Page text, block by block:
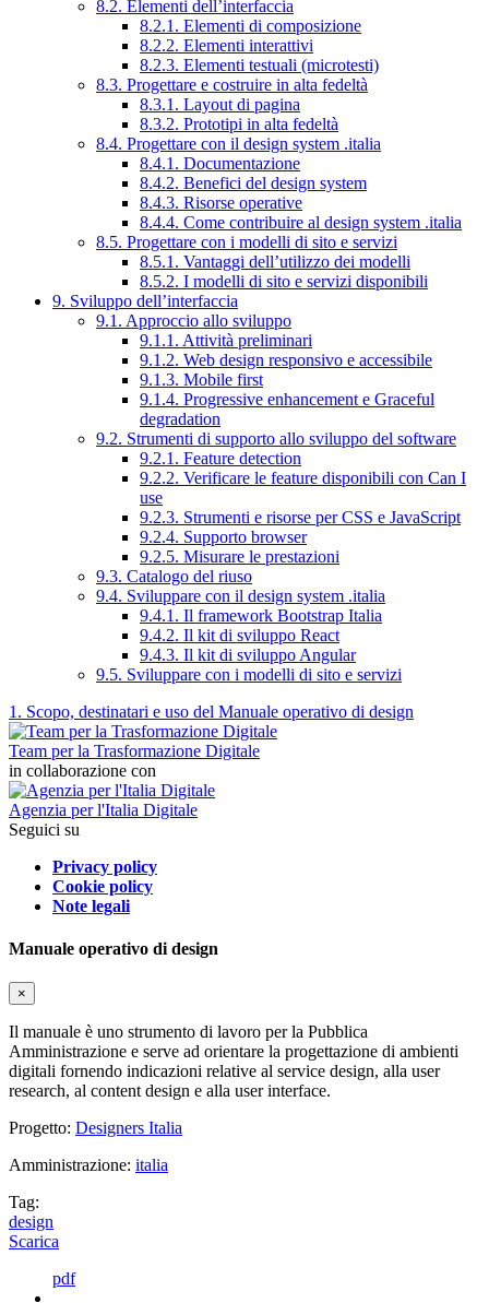
8.2. Elementi dell’interfaccia
8.2.1. Elementi di composizione
8.2.2. Elementi interattivi
8.2.3. Elementi testuali (microtesti)
8.3. Progettare e costruire in alta fedeltà
8.3.1. Layout di pagina
8.3.2. Prototipi in alta fedeltà
8.4. Progettare con il design system .italia
8.4.1. Documentazione
8.4.2. Benefici del design system
8.4.3. Risorse operative
8.4.4. Come contribuire al design system .italia
8.5. Progettare con i modelli di sito e servizi
8.5.1. Vantaggi dell’utilizzo dei modelli
8.5.2. I modelli di sito e servizi disponibili
9. Sviluppo dell’interfaccia
9.1. Approccio allo sviluppo
9.1.1. Attività preliminari
9.1.2. Web design responsivo e accessibile
9.1.3. Mobile first
9.1.4. Progressive enhancement e Graceful
degradation
9.2. Strumenti di supporto allo sviluppo del software
9.2.1. Feature detection
9.2.2. Verificare le feature disponibili con Can I
use
9.2.3. Strumenti e risorse per CSS e JavaScript
9.2.4. Supporto browser
9.2.5. Misurare le prestazioni
9.3. Catalogo del riuso
9.4. Sviluppare con il design system .italia
9.4.1. Il framework Bootstrap Italia
9.4.2. Il kit di sviluppo React
9.4.3. Il kit di sviluppo Angular
9.5. Sviluppare con i modelli di sito e servizi
1. Scopo, destinatari e uso del Manuale operativo di design
Team per la Trasformazione Digitale
in collaborazione con
Agenzia per l'Italia Digitale
Seguici su
Privacy policy
Cookie policy
Note legali
Manuale operativo di design
×
Il manuale è uno strumento di lavoro per la Pubblica
Amministrazione e serve ad orientare la progettazione di ambienti
digitali fornendo indicazioni relative al service design, alla user
research, al content design e alla user interface.
Progetto: Designers Italia
Amministrazione: italia
Tag:
design
Scarica
pdf